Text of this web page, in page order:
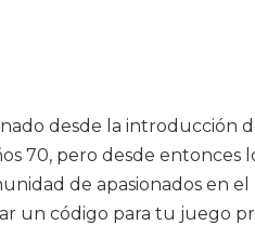
desde la introducción
70, pero desde entonces
de apasionados en el
un código para tu juego